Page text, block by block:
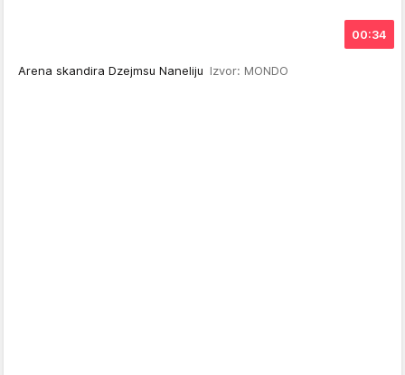
00:34
Arena skandira Dzejmsu Naneliju Izvor: MONDO